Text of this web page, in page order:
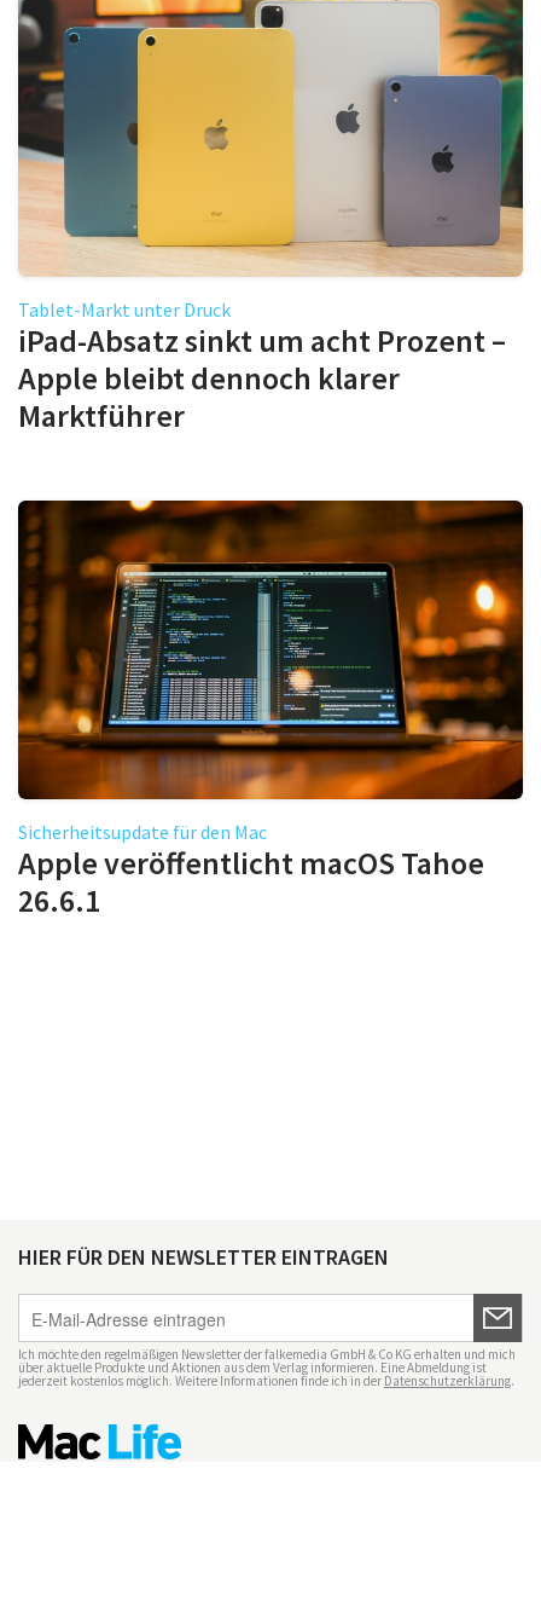
Tablet-Markt unter Druck
iPad-Absatz sinkt um acht Prozent –
Apple bleibt dennoch klarer
Marktführer
Sicherheitsupdate für den Mac
Apple veröffentlicht macOS Tahoe
26.6.1
HIER FÜR DEN NEWSLETTER EINTRAGEN
Ich möchte den regelmäßigen Newsletter der falkemedia GmbH & Co KG erhalten und mich
über aktuelle Produkte und Aktionen aus dem Verlag informieren. Eine Abmeldung ist
jederzeit kostenlos möglich. Weitere Informationen finde ich in der Datenschutzerklärung.